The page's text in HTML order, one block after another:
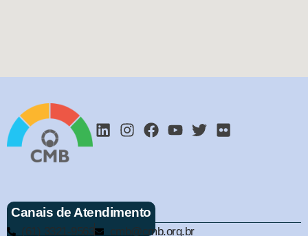
Canais de Atendimento
(61) 3321-9563 cmb@cmb.org.br